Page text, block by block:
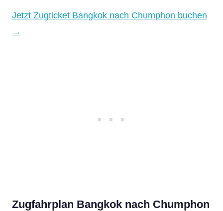
Jetzt Zugticket Bangkok nach Chumphon buchen
→
Zugfahrplan Bangkok nach Chumphon